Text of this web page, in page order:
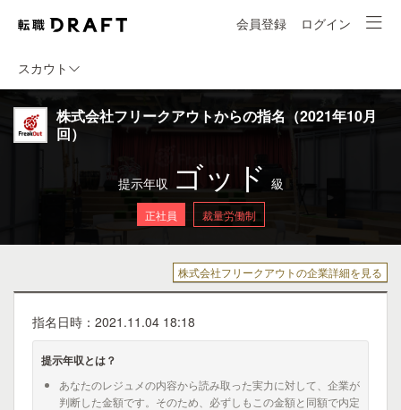
会員登録 ログイン
スカウト
株式会社フリークアウトからの指名（2021年10月
回）
提示年収 ゴッド 級
正社員 裁量労働制
株式会社フリークアウトの企業詳細を見る
指名日時：2021.11.04 18:18
提示年収とは？
あなたのレジュメの内容から読み取った実力に対して、企業が
判断した金額です。そのため、必ずしもこの金額と同額で内定